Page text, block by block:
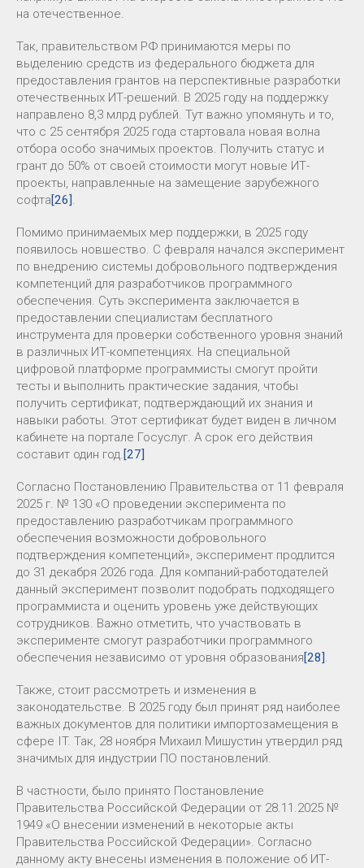
на отечественное.
Так, правительством РФ принимаются меры по
выделению средств из федерального бюджета для
предоставления грантов на перспективные разработки
отечественных ИТ-решений. В 2025 году на поддержку
направлено 8,3 млрд рублей. Тут важно упомянуть и то,
что с 25 сентября 2025 года стартовала новая волна
отбора особо значимых проектов. Получить статус и
грант до 50% от своей стоимости могут новые ИТ-
проекты, направленные на замещение зарубежного
софта[26].
Помимо принимаемых мер поддержки, в 2025 году
появилось новшество. С февраля начался эксперимент
по внедрению системы добровольного подтверждения
компетенций для разработчиков программного
обеспечения. Суть эксперимента заключается в
предоставлении специалистам бесплатного
инструмента для проверки собственного уровня знаний
в различных ИТ-компетенциях. На специальной
цифровой платформе программисты смогут пройти
тесты и выполнить практические задания, чтобы
получить сертификат, подтверждающий их знания и
навыки работы. Этот сертификат будет виден в личном
кабинете на портале Госуслуг. А срок его действия
составит один год. [27]
Согласно Постановлению Правительства от 11 февраля
2025 г. № 130 «О проведении эксперимента по
предоставлению разработчикам программного
обеспечения возможности добровольного
подтверждения компетенций», эксперимент продлится
до 31 декабря 2026 года. Для компаний-работодателей
данный эксперимент позволит подобрать подходящего
программиста и оценить уровень уже действующих
сотрудников. Важно отметить, что участвовать в
эксперименте смогут разработчики программного
обеспечения независимо от уровня образования[28].
Также, стоит рассмотреть и изменения в
законодательстве. В 2025 году был принят ряд наиболее
важных документов для политики импортозамещения в
сфере IT. Так, 28 ноября Михаил Мишустин утвердил ряд
значимых для индустрии ПО постановлений.
В частности, было принято Постановление
Правительства Российской Федерации от 28.11.2025 №
1949 «О внесении изменений в некоторые акты
Правительства Российской Федерации». Согласно
данному акту внесены изменения в положение об ИТ-